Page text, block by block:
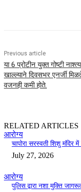
Previous article
या 6 प्रोटीन युक्त गोष्टी
खाल्ल्याने दिवसभर एनर्जी
वजनही कमी होते.
RELATED ARTICLES
आरोग्य
चापोरा सरस्वती शिशु मंदिर
July 27, 2026
आरोग्य
पुलिस द्वारा नशा मुक्ति